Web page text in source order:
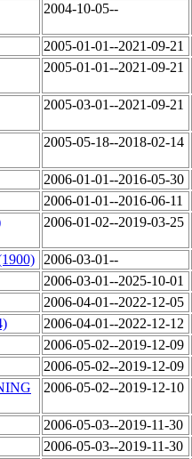
2004-10-05--
2005-01-01--2021-09-21
2005-01-01--2021-09-21
2005-03-01--2021-09-21
2005-05-18--2018-02-14
2006-01-01--2016-05-30
2006-01-01--2016-06-11
2006-01-02--2019-03-25
2006-03-01--
2006-03-01--2025-10-01
2006-04-01--2022-12-05
2006-04-01--2022-12-12
2006-05-02--2019-12-09
2006-05-02--2019-12-09
2006-05-02--2019-12-10
2006-05-03--2019-11-30
2006-05-03--2019-11-30